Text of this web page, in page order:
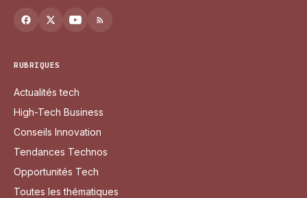
RUBRIQUES
Actualités tech
High-Tech Business
Conseils Innovation
Tendances Technos
Opportunités Tech
Toutes les thématiques